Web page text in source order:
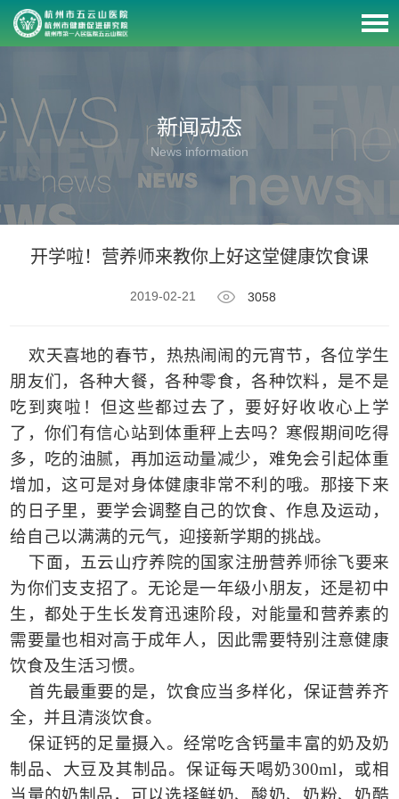
新闻动态
News information
开学啦！营养师来教你上好这堂健康饮食课
2019-02-21 3058
欢天喜地的春节，热热闹闹的元宵节，各位学生
朋友们，各种大餐，各种零食，各种饮料，是不是
吃到爽啦！但这些都过去了，要好好收收心上学
了，你们有信心站到体重秤上去吗？寒假期间吃得
多，吃的油腻，再加运动量减少，难免会引起体重
增加，这可是对身体健康非常不利的哦。那接下来
的日子里，要学会调整自己的饮食、作息及运动，
给自己以满满的元气，迎接新学期的挑战。
下面，五云山疗养院的国家注册营养师徐飞要来
为你们支支招了。无论是一年级小朋友，还是初中
生，都处于生长发育迅速阶段，对能量和营养素的
需要量也相对高于成年人，因此需要特别注意健康
饮食及生活习惯。
首先最重要的是，饮食应当多样化，保证营养齐
全，并且清淡饮食。
保证钙的足量摄入。经常吃含钙量丰富的奶及奶
制品、大豆及其制品。保证每天喝奶300ml，或相
当量的奶制品，可以选择鲜奶、酸奶、奶粉、奶酷